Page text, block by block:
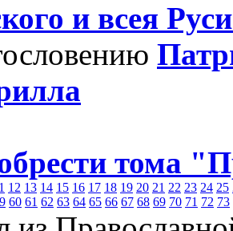
и всея
тома
12 13 14 15 16 17 18 19 20 21 22 23 24 25
60 61 62 63 64 65 66 67 68 69 70 71 72 73